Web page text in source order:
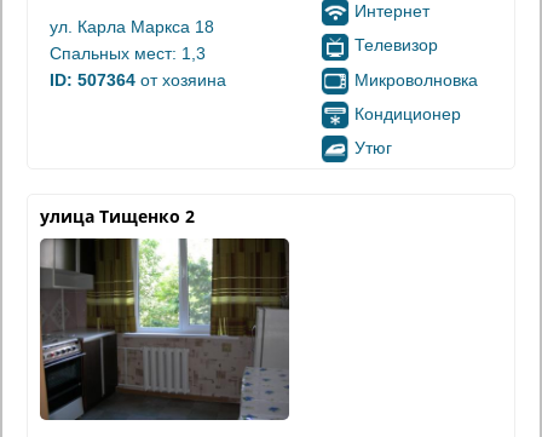
ул. Карла Маркса 18
Спальных мест: 1,3
ID: 507364 от хозяина
Интернет
Телевизор
Микроволновка
Кондиционер
Утюг
улица Тищенко 2